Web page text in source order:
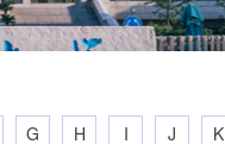
G H I J K